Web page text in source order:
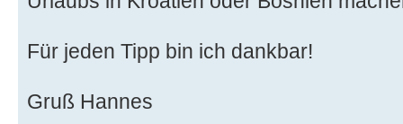
Für jeden Tipp bin ich dankbar!
Gruß Hannes